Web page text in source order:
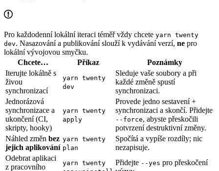
Pro každodenní lokální iteraci téměř vždy chcete yarn twenty
dev. Nasazování a publikování slouží k vydávání verzí, ne pro
lokální vývojovou smyčku.
Chcete…
Příkaz
Poznámky
Iterujte lokálně s
živou
synchronizací
yarn twenty
dev
Sleduje vaše soubory a při
každé změně spustí
synchronizaci.
Jednorázová
synchronizace a
ukončení (CI,
skripty, hooky)
yarn twenty
apply
Provede jedno sestavení +
synchronizaci a skončí. Přidejte
--force, abyste přeskočili
potvrzení destruktivní změny.
Náhled změn bez
jejich aplikování
yarn twenty
plan
Spočítá a vypíše rozdíly; nic
nezapisuje.
Odebrat aplikaci
z pracovního
yarn twenty
Přidejte --yes pro přeskočení